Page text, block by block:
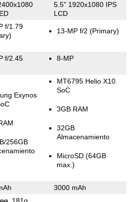
5.5" 1920x1080 IPS
LCD
f/1.79
13-MP f/2 (Primary)
f/2.45 8-MP
Exynos
256GB
MT6795 Helio X10
SoC
3GB RAM
32GB
Almacenamiento
MicroSD (64GB
max.)
3000 mAh